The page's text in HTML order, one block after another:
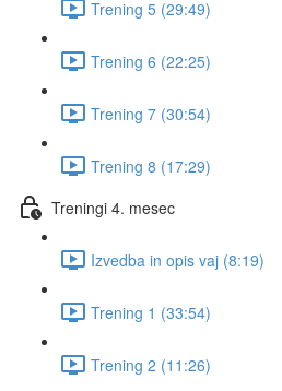
Trening 5 (29:49)
Trening 6 (22:25)
Trening 7 (30:54)
Trening 8 (17:29)
Treningi 4. mesec
Izvedba in opis vaj (8:19)
Trening 1 (33:54)
Trening 2 (11:26)